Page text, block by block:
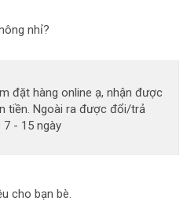
nhỉ?
đặt hàng online ạ, nhận được
tiền. Ngoài ra được đổi/trả
7 - 15 ngày
cho bạn bè.